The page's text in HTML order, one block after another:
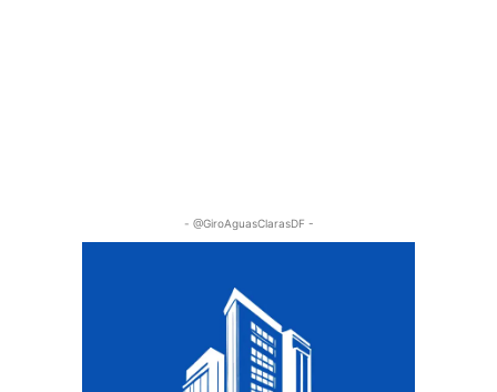
- @GiroAguasClarasDF -